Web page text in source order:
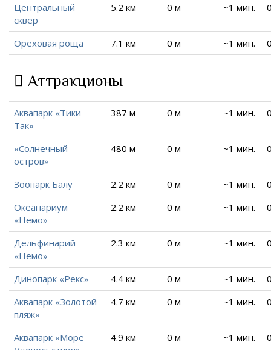
Центральный
сквер
5.2 км 0 м ~1 мин.
Ореховая роща 7.1 км 0 м ~1 мин.
Аттракционы
Аквапарк «Тики-
Так»
387 м 0 м ~1 мин.
«Солнечный
остров»
480 м 0 м ~1 мин.
Зоопарк Балу 2.2 км 0 м ~1 мин.
Океанариум
«Немо»
2.2 км 0 м ~1 мин.
Дельфинарий
«Немо»
2.3 км 0 м ~1 мин.
Динопарк «Рекс» 4.4 км 0 м ~1 мин.
Аквапарк «Золотой
пляж»
4.7 км 0 м ~1 мин.
Аквапарк «Море
4.9 км 0 м ~1 мин.